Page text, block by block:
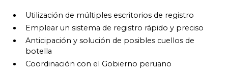
Utilización de múltiples escritorios de registro
Emplear un sistema de registro rápido y preciso
Anticipación y solución de posibles cuellos de
botella
Coordinación con el Gobierno peruano